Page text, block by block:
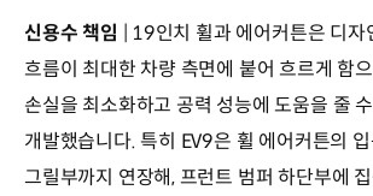
신용수 책임 | 19인치 휠과 에어커튼은 디자
흐름이 최대한 차량 측면에 붙어 흐르게 함
손실을 최소화하고 공력 성능에 도움을 줄
개발했습니다. 특히 EV9은 휠 에어커튼의
그릴부까지 연장해, 프런트 범퍼 하단부에